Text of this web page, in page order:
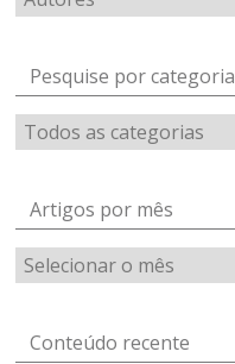
Pesquise por categoria
Artigos por mês
Artigos
por
Conteúdo recente